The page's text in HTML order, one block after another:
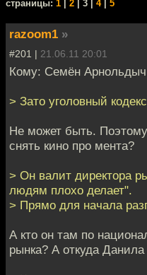
cтраницы: 1 2 | 3 | 4| 5
razoom1 »
#201 | 21.06.11 20:01
Кому: Семён
> Зато уголовный
Не может быть.
снять кино про мента?
> Он валит директора
людям плохо делает".
> Прямо для начала
А кто он там по
рынка? А откуда